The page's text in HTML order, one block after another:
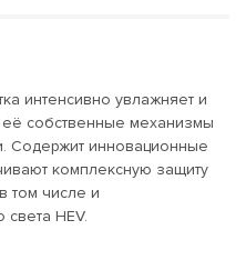
интенсивно увлажняет и
её собственные механизмы
Содержит инновационные
комплексную защиту
том числе и
HEV.